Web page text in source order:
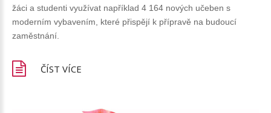
žáci a studenti využívat například 4 164 nových učeben s
moderním vybavením, které přispějí k přípravě na budoucí
zaměstnání.
ČÍST VÍCE